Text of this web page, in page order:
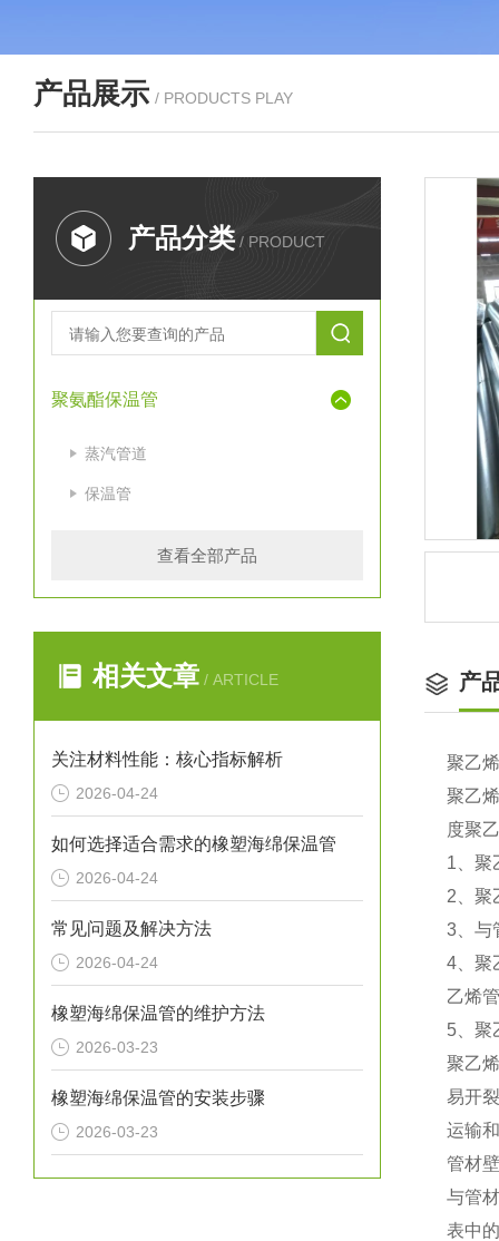
产品展示 / PRODUCTS PLAY
产品分类 / PRODUCT
聚氨酯保温管
蒸汽管道
保温管
查看全部产品
相关文章 / ARTICLE
关注材料性能：核心指标解析
2026-04-24
如何选择适合需求的橡塑海绵保温管
2026-04-24
常见问题及解决方法
2026-04-24
橡塑海绵保温管的维护方法
2026-03-23
橡塑海绵保温管的安装步骤
2026-03-23
产
聚乙
聚乙
度聚
1、聚
2、聚
3、与
4、聚
乙烯
5、聚
聚乙
易开
运输
管材
与管
表中